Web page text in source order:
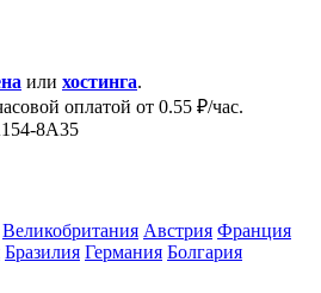
или хостинга.
оплатой от 0.55 ₽/час.
8A35
Великобритания Австрия Франция
Бразилия Германия Болгария